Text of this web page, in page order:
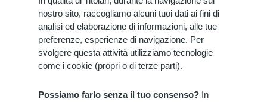
nostro sito, raccogliamo alcuni tuoi dati ai fini di
analisi ed elaborazione di informazioni, alle tue
preferenze, esperienze di navigazione. Per
svolgere questa attività utilizziamo tecnologie
come i cookie (propri o di terze parti).
Possiamo farlo senza il tuo consenso? In